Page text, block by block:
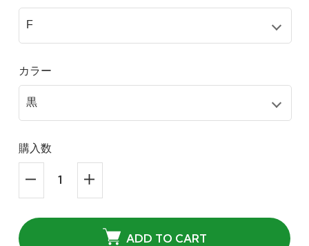
カラー
購入数
ADD TO CART